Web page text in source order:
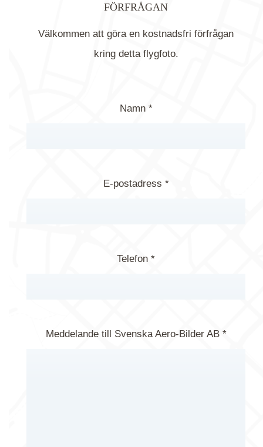
FÖRFRÅGAN
Välkommen att göra en kostnadsfri förfrågan
kring detta flygfoto.
Namn *
E-postadress *
Telefon *
Meddelande till Svenska Aero-Bilder AB *